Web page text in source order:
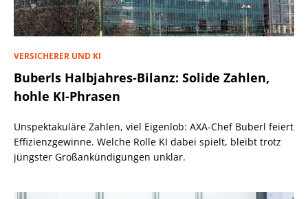
VERSICHERER UND KI
Buberls Halbjahres-Bilanz: Solide Zahlen,
hohle KI-Phrasen
Unspektakuläre Zahlen, viel Eigenlob: AXA-Chef Buberl feiert
Effizienzgewinne. Welche Rolle KI dabei spielt, bleibt trotz
jüngster Großankündigungen unklar.